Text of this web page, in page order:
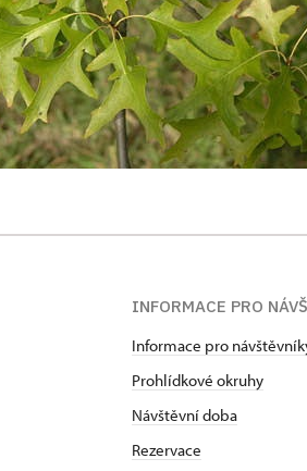
INFORMACE PRO
Informace pro
Prohlídkové okruhy
Návštěvní doba
Rezervace